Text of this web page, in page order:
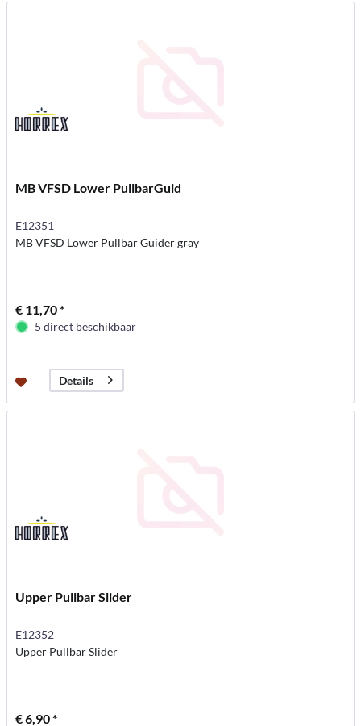
MB VFSD Lower PullbarGuid
E12351
MB VFSD Lower Pullbar Guider gray
€ 11,70 *
5 direct beschikbaar
Details
Upper Pullbar Slider
E12352
Upper Pullbar Slider
€ 6,90 *